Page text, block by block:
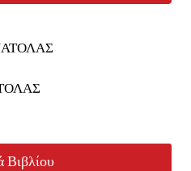
Βιβλίου